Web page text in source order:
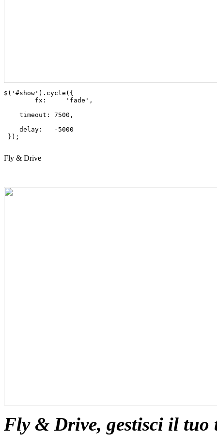
$('#show').cycle({
    timeout: 7500,
    delay:   -5000
});
Fly & Drive
Fly & Drive, gestisci il tuo